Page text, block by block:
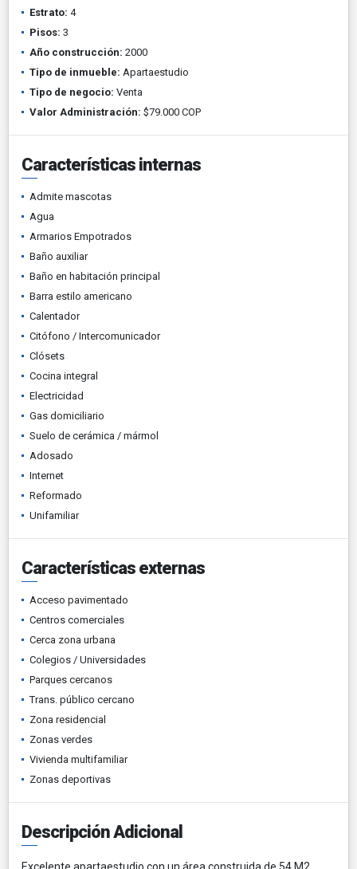
Estrato: 4
Pisos: 3
Año construcción: 2000
Tipo de inmueble: Apartaestudio
Tipo de negocio: Venta
Valor Administración: $79.000 COP
Características internas
Admite mascotas
Agua
Armarios Empotrados
Baño auxiliar
Baño en habitación principal
Barra estilo americano
Calentador
Citófono / Intercomunicador
Clósets
Cocina integral
Electricidad
Gas domiciliario
Suelo de cerámica / mármol
Adosado
Internet
Reformado
Unifamiliar
Características externas
Acceso pavimentado
Centros comerciales
Cerca zona urbana
Colegios / Universidades
Parques cercanos
Trans. público cercano
Zona residencial
Zonas verdes
Vivienda multifamiliar
Zonas deportivas
Descripción Adicional